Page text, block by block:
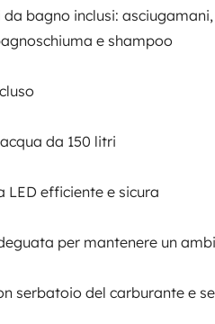
bagno inclusi:
e shampoo
da 150 litri
LED efficiente e sicura
per mantenere un
serbatoio del carburante e
separata da una
bagno, tappetino da bagno,